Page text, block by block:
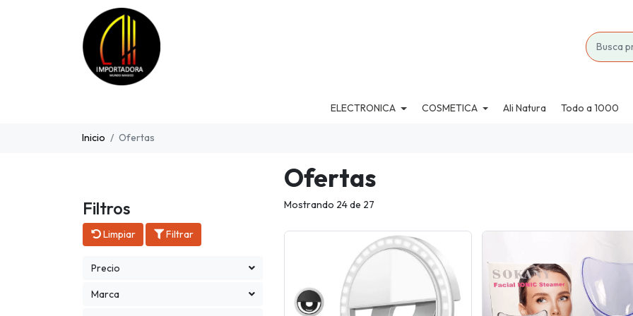
ELECTRONICA COSMETICA Ali Natura Todo a 1000
Inicio Ofertas
Ofertas
Filtros
Limpiar Filtrar
Precio
Marca
Mostrando 24 de 27